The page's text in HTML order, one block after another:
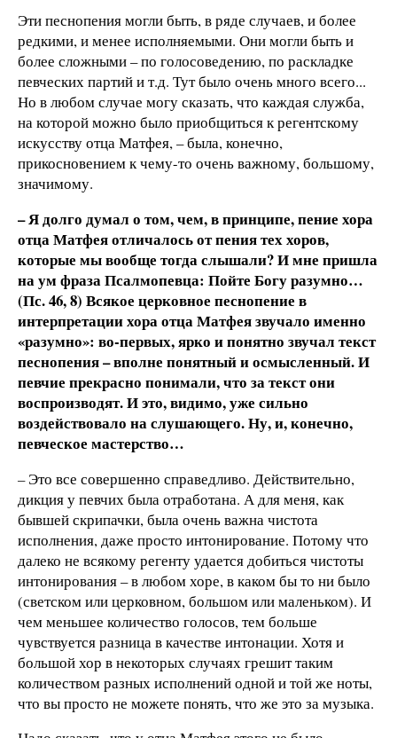
Эти песнопения могли быть, в ряде случаев, и более
редкими, и менее исполняемыми. Они могли быть и
более сложными – по голосоведению, по раскладке
певческих партий и т.д. Тут было очень много всего...
Но в любом случае могу сказать, что каждая служба,
на которой можно было приобщиться к регентскому
искусству отца Матфея, – была, конечно,
прикосновением к чему-то очень важному, большому,
значимому.
– Я долго думал о том, чем, в принципе, пение хора
отца Матфея отличалось от пения тех хоров,
которые мы вообще тогда слышали? И мне пришла
на ум фраза Псалмопевца: Пойте Богу разумно…
(Пс. 46, 8) Всякое церковное песнопение в
интерпретации хора отца Матфея звучало именно
«разумно»: во-первых, ярко и понятно звучал текст
песнопения – вполне понятный и осмысленный. И
певчие прекрасно понимали, что за текст они
воспроизводят. И это, видимо, уже сильно
воздействовало на слушающего. Ну, и, конечно,
певческое мастерство…
–Это все совершенно справедливо. Действительно,
дикция у певчих была отработана. А для меня, как
бывшей скрипачки, была очень важна чистота
исполнения, даже просто интонирование. Потому что
далеко не всякому регенту удается добиться чистоты
интонирования – в любом хоре, в каком бы то ни было
(светском или церковном, большом или маленьком). И
чем меньшее количество голосов, тем больше
чувствуется разница в качестве интонации. Хотя и
большой хор в некоторых случаях грешит таким
количеством разных исполнений одной и той же ноты,
что вы просто не можете понять, что же это за музыка.